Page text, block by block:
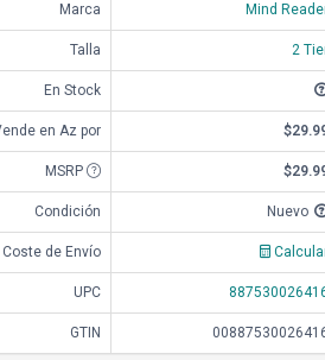
Marca Mind
Talla 2
En Stock
en Az por
MSRP
Condición Nuevo
Coste de Envío
UPC
GTIN